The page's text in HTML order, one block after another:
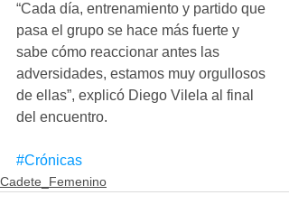
“Cada día, entrenamiento y partido que
pasa el grupo se hace más fuerte y
sabe cómo reaccionar antes las
adversidades, estamos muy orgullosos
de ellas”, explicó Diego Vilela al final
del encuentro.
#Crónicas
Cadete_Femenino